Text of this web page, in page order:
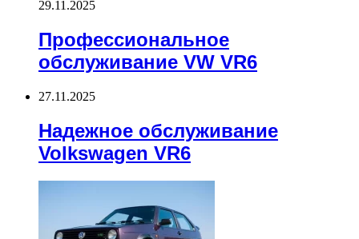
29.11.2025
Профессиональное
обслуживание VW VR6
27.11.2025
Надежное обслуживание
Volkswagen VR6